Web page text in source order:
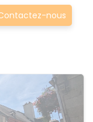
nombre de
terrains
nous